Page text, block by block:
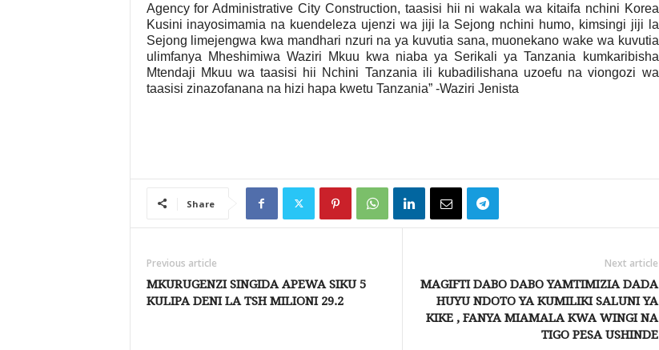
Agency for Administrative City Construction, taasisi hii ni wakala wa kitaifa nchini Korea
Kusini inayosimamia na kuendeleza ujenzi wa jiji la Sejong nchini humo, kimsingi jiji la
Sejong limejengwa kwa mandhari nzuri na ya kuvutia sana, muonekano wake wa kuvutia
ulimfanya Mheshimiwa Waziri Mkuu kwa niaba ya Serikali ya Tanzania kumkaribisha
Mtendaji Mkuu wa taasisi hii Nchini Tanzania ili kubadilishana uzoefu na viongozi wa
taasisi zinazofanana na hizi hapa kwetu Tanzania” -Waziri Jenista
Share
Previous article
MKURUGENZI SINGIDA APEWA SIKU 5
KULIPA DENI LA TSH MILIONI 29.2
Next article
MAGIFTI DABO DABO YAMTIMIZIA DADA
HUYU NDOTO YA KUMILIKI SALUNI YA
KIKE , FANYA MIAMALA KWA WINGI NA
TIGO PESA USHINDE